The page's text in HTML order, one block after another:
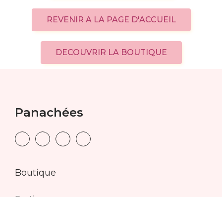
REVENIR A LA PAGE D'ACCUEIL
DECOUVRIR LA BOUTIQUE
Panachées
Boutique